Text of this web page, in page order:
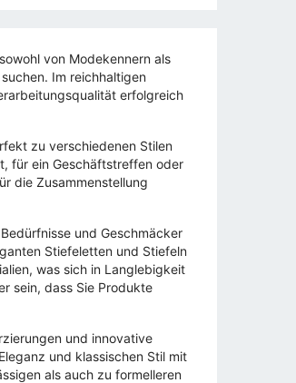
von Modekennern als
Im reichhaltigen
erfolgreich
zu verschiedenen Stilen
für ein Geschäftstreffen oder
die Zusammenstellung
und Geschmäcker
Stiefeletten und Stiefeln
was sich in Langlebigkeit
sein, dass Sie Produkte
und innovative
und klassischen Stil mit
als auch zu formelleren